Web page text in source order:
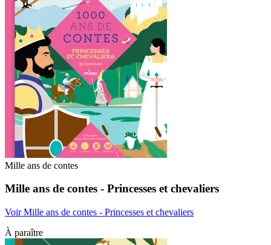
Mille ans de contes
Mille ans de contes - Princesses et chevaliers
Voir Mille ans de contes - Princesses et chevaliers
À paraître